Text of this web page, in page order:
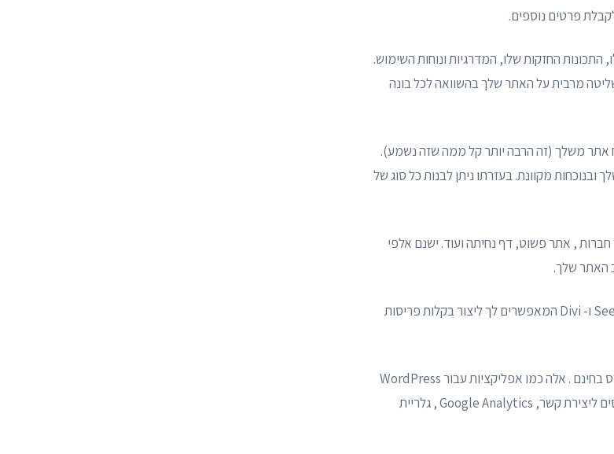
החזקות שלו, המדרגיות ונוחות השימוש.
מרבית על האתר שלך בהשוואה לכל בונה
אתר משלך (זה הרבה יותר קל ממה שזה נשמע).
מקוונת. בעזרתו ניתן לבנות כל סוג של
, אתר פשוט, דף נחיתה ועוד. ישנם אלפי
האתר שלך.
יש בו גם בוני דפים גרור ושחרר מדהימים כמו SeedProd , Beaver Builder ו- Divi המאפשרים לך ליצור בקלות פריסות
בונה עמודים SeedProd תקבל גם גישה ליותר מ -58,000 תוספי וורדפרס בחינם . אלה כמו אפליקציות עבור WordPress
שמוסיפות תכונות ופונקציונליות נוספות לאתר שלך כגון עגלת קניות, טפסים ליצירת קשר, Google Analytics , גלריית